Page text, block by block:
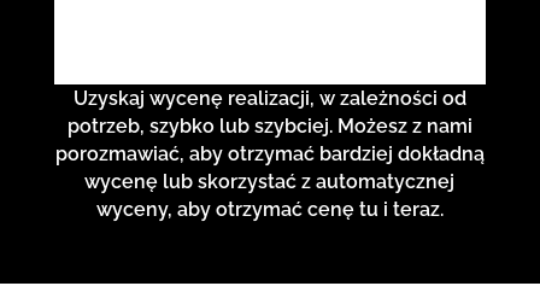
Uzyskaj wycenę realizacji, w zależności od
potrzeb, szybko lub szybciej. Możesz z nami
porozmawiać, aby otrzymać bardziej dokładną
wycenę lub skorzystać z automatycznej
wyceny, aby otrzymać cenę tu i teraz.